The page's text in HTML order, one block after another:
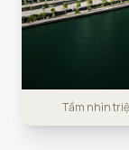
Tầm nhìn